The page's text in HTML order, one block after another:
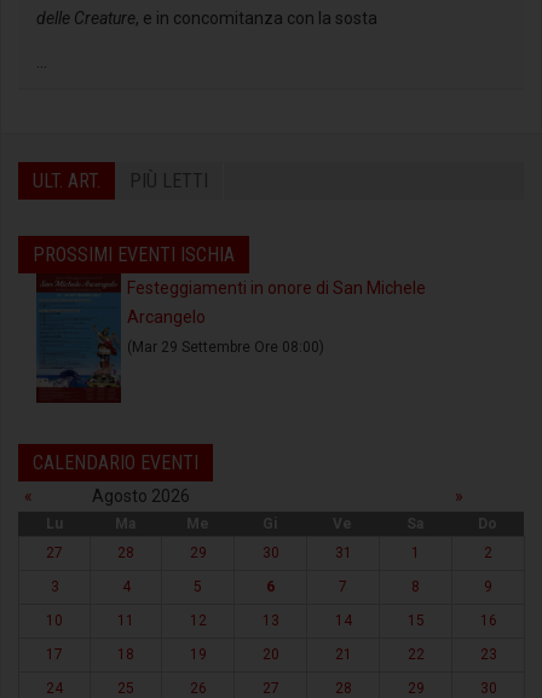
delle Creature, e in concomitanza con la sosta
...
ULT. ART. PIÙ LETTI
PROSSIMI EVENTI ISCHIA
Festeggiamenti in onore di San Michele
Arcangelo
(Mar 29 Settembre Ore 08:00)
CALENDARIO EVENTI
« Agosto 2026 »
Lu Ma Me Gi Ve Sa
Do
27
28 29 30 31 1
2
3
4 5 6 7 8
9
10
11 12 13 14 15
16
17
18 19 20 21 22
23
24
25 26 27 28 29
30